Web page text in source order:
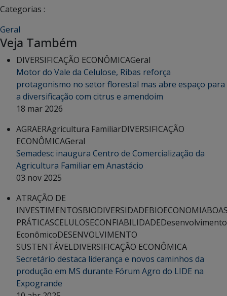
Categorias :
Geral
Veja Também
DIVERSIFICAÇÃO ECONÔMICAGeral
Motor do Vale da Celulose, Ribas reforça
protagonismo no setor florestal mas abre espaço para
a diversificação com citrus e amendoim
18 mar 2026
AGRAERAgricultura FamiliarDIVERSIFICAÇÃO
ECONÔMICAGeral
Semadesc inaugura Centro de Comercialização da
Agricultura Familiar em Anastácio
03 nov 2025
ATRAÇÃO DE
INVESTIMENTOSBIODIVERSIDADEBIOECONOMIA
PRÁTICASCELULOSECONFIABILIDADEDesenvolvimento
EconômicoDESENVOLVIMENTO
SUSTENTÁVELDIVERSIFICAÇÃO ECONÔMICA
Secretário destaca liderança e novos caminhos da
produção em MS durante Fórum Agro do LIDE na
Expogrande